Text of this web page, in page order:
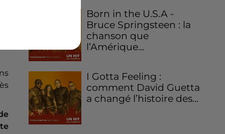
Born in the U.S.A -
Bruce Springsteen : la
chanson que
l’Amérique...
I Gotta Feeling :
comment David Guetta
a changé l’histoire des...